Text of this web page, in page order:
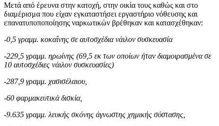
Μετά από έρευνα στην κατοχή, στην οικία τους καθώς και στο
διαμέρισμα που είχαν εγκαταστήσει εργαστήριο νόθευσης και
επανατυποποποίησης ναρκωτικών βρέθηκαν και κατασχέθηκαν:
-0,5 γραμμ. κοκαΐνης σε αυτοσχέδια νάιλον συσκευασία
-229,5 γραμμ. ηρωίνης (69,5 εκ των οποίων ήταν διαμοιρασμένα σε
10 αυτοσχέδιες νάιλον συσκευασίες)
-287,9 γραμμ. χασισέλαιου,
-60 φαρμακευτικά δισκία,
-9.635 γραμμ. λευκής σκόνης άγνωστης χημικής σύστασης,